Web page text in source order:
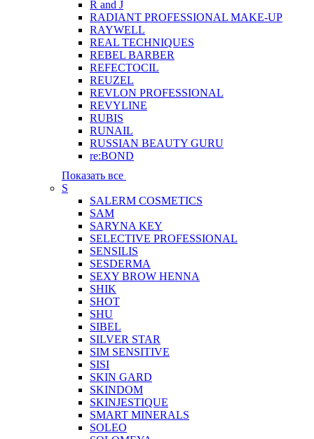
R and J
RADIANT PROFESSIONAL MAKE-UP
RAYWELL
REAL TECHNIQUES
REBEL BARBER
REFECTOCIL
REUZEL
REVLON PROFESSIONAL
REVYLINE
RUBIS
RUNAIL
RUSSIAN BEAUTY GURU
re:BOND
Показать все
S
SALERM COSMETICS
SAM
SARYNA KEY
SELECTIVE PROFESSIONAL
SENSILIS
SESDERMA
SEXY BROW HENNA
SHIK
SHOT
SHU
SIBEL
SILVER STAR
SIM SENSITIVE
SISI
SKIN GARD
SKINDOM
SKINJESTIQUE
SMART MINERALS
SOLEO